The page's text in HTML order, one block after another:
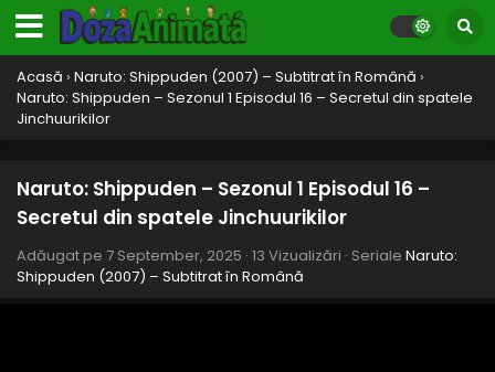
Acasă › Naruto: Shippuden (2007) – Subtitrat în Română ›
Naruto: Shippuden – Sezonul 1 Episodul 16 – Secretul din spatele
Jinchuurikilor
Naruto: Shippuden – Sezonul 1 Episodul 16 –
Secretul din spatele Jinchuurikilor
Adăugat pe 7 September, 2025 · 13 Vizualizări · Seriale Naruto:
Shippuden (2007) – Subtitrat în Română